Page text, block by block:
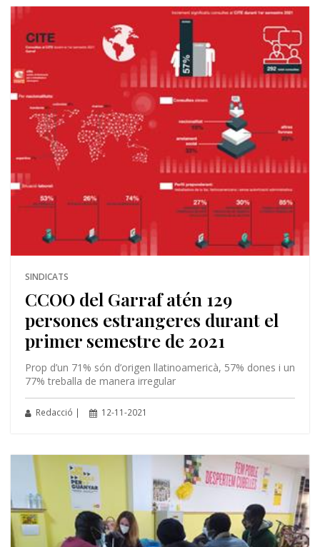
SINDICATS
CCOO del Garraf atén 129
persones estrangeres durant el
primer semestre de 2021
Prop d’un 71% són d’origen llatinoamericà, 57% dones i un
77% treballa de manera irregular
Redacció | 12-11-2021